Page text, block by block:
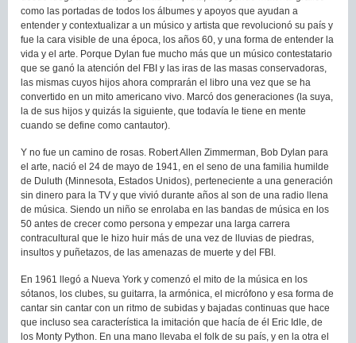
como las portadas de todos los álbumes y apoyos que ayudan a
entender y contextualizar a un músico y artista que revolucionó su país y
fue la cara visible de una época, los años 60, y una forma de entender la
vida y el arte. Porque Dylan fue mucho más que un músico contestatario
que se ganó la atención del FBI y las iras de las masas conservadoras,
las mismas cuyos hijos ahora comprarán el libro una vez que se ha
convertido en un mito americano vivo. Marcó dos generaciones (la suya,
la de sus hijos y quizás la siguiente, que todavía le tiene en mente
cuando se define como cantautor).
Y no fue un camino de rosas. Robert Allen Zimmerman, Bob Dylan para
el arte, nació el 24 de mayo de 1941, en el seno de una familia humilde
de Duluth (Minnesota, Estados Unidos), perteneciente a una generación
sin dinero para la TV y que vivió durante años al son de una radio llena
de música. Siendo un niño se enrolaba en las bandas de música en los
50 antes de crecer como persona y empezar una larga carrera
contracultural que le hizo huir más de una vez de lluvias de piedras,
insultos y puñetazos, de las amenazas de muerte y del FBI.
En 1961 llegó a Nueva York y comenzó el mito de la música en los
sótanos, los clubes, su guitarra, la armónica, el micrófono y esa forma de
cantar sin cantar con un ritmo de subidas y bajadas continuas que hace
que incluso sea característica la imitación que hacía de él Eric Idle, de
los Monty Python. En una mano llevaba el folk de su país, y en la otra el